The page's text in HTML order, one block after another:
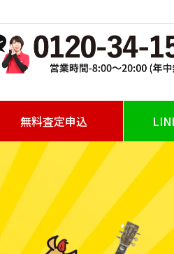
無料査定申込